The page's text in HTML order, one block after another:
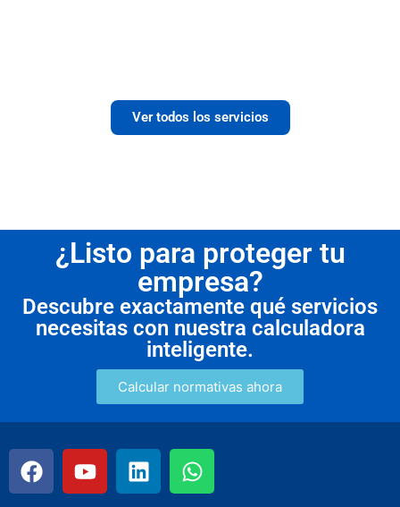
Ver todos los servicios
¿Listo para proteger tu
empresa?
Descubre exactamente qué servicios
necesitas con nuestra calculadora
inteligente.
Calcular normativas ahora